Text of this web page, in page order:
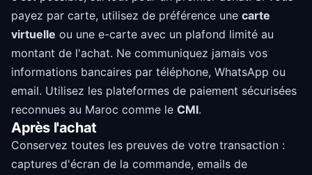
payez par carte, utilisez de préférence une carte
virtuelle ou une e-carte avec un plafond limité au
montant de l'achat. Ne communiquez jamais vos
informations bancaires par téléphone, WhatsApp ou
email. Utilisez les plateformes de paiement sécurisées
reconnues au Maroc comme le CMI.
Après l'achat
Conservez toutes les preuves de votre transaction :
captures d'écran de la commande, emails de